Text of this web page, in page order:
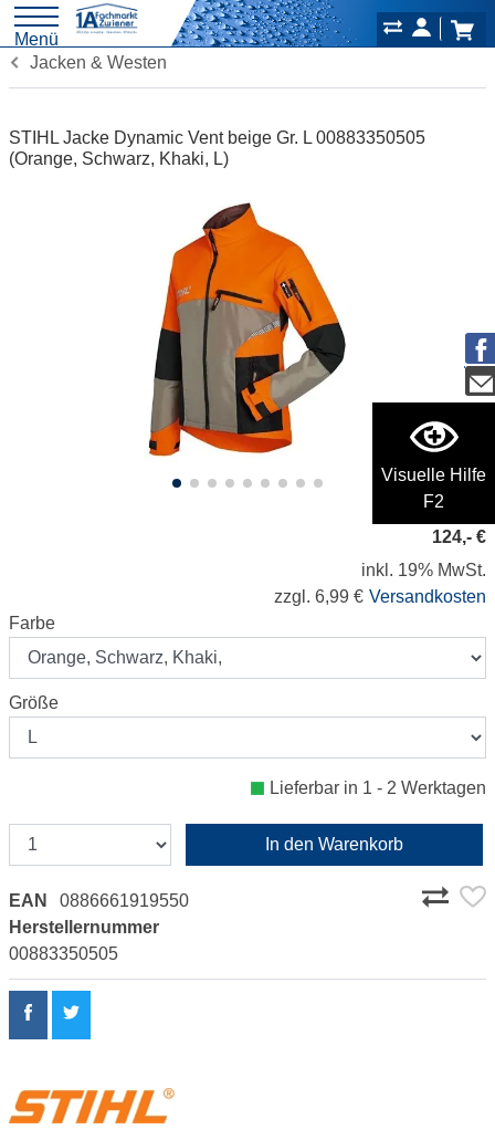
Visuelle Hilfe
F2
Menü
Jacken & Westen
STIHL Jacke Dynamic Vent beige Gr. L 00883350505
(Orange, Schwarz, Khaki, L)
124,- €
inkl. 19% MwSt.
zzgl. 6,99 € Versandkosten
Farbe
Größe
Lieferbar in 1 - 2 Werktagen
In den Warenkorb
EAN
0886661919550
Herstellernummer
00883350505